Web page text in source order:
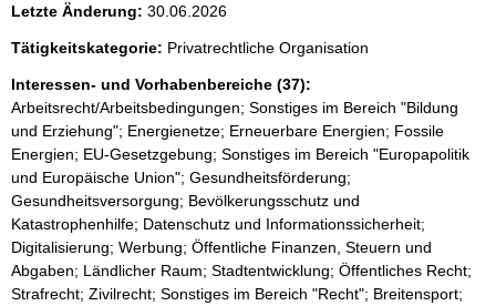
e
p
r
o
S
e
i
t
e
Letzte Änderung: 30.06.2026
Tätigkeitskategorie: Privatrechtliche Organisation
Interessen- und Vorhabenbereiche (37):
Arbeitsrecht/Arbeitsbedingungen; Sonstiges im Bereich "Bildung
und Erziehung"; Energienetze; Erneuerbare Energien; Fossile
Energien; EU-Gesetzgebung; Sonstiges im Bereich "Europapolitik
und Europäische Union"; Gesundheitsförderung;
Gesundheitsversorgung; Bevölkerungsschutz und
Katastrophenhilfe; Datenschutz und Informationssicherheit;
Digitalisierung; Werbung; Öffentliche Finanzen, Steuern und
Abgaben; Ländlicher Raum; Stadtentwicklung; Öffentliches Recht;
Strafrecht; Zivilrecht; Sonstiges im Bereich "Recht"; Breitensport;